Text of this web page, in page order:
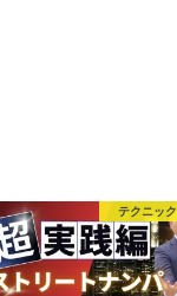
テクニック